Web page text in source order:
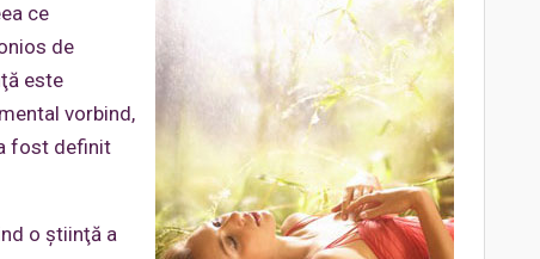
ce
de
este
vorbind,
fost definit
o ştiinţă a